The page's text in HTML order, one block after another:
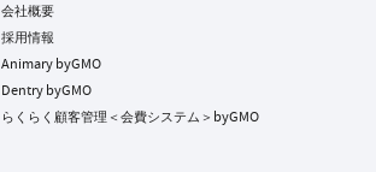
会社概要
採用情報
Animary byGMO
Dentry byGMO
らくらく顧客管理＜会費システム＞byGMO